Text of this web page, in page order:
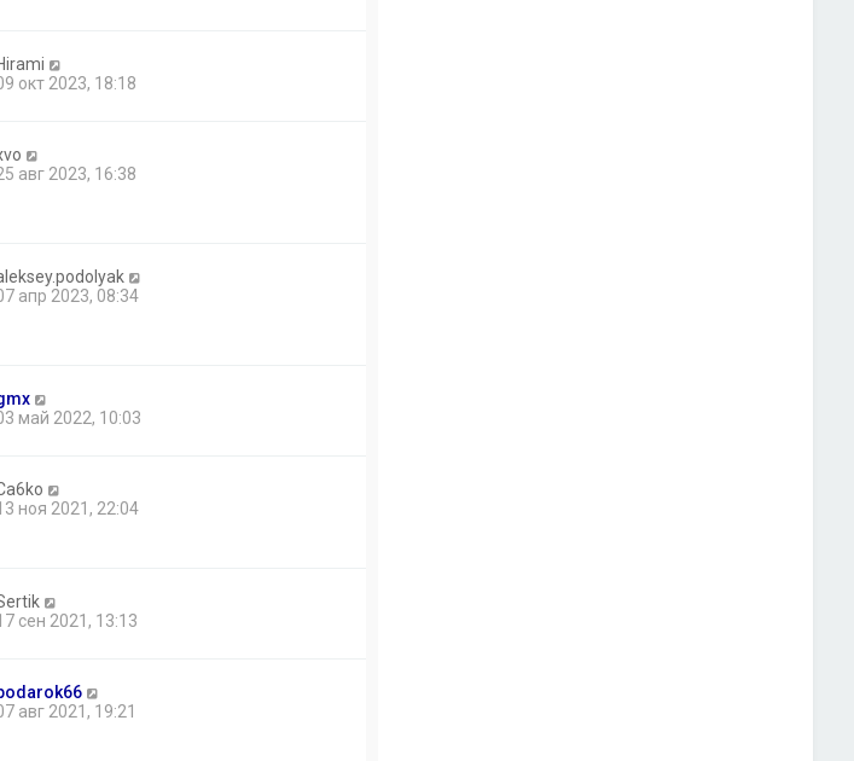
окт 2023, 18:18
авг 2023, 16:38
апр 2023, 08:34
май 2022, 10:03
ноя 2021, 22:04
сен 2021, 13:13
авг 2021, 19:21